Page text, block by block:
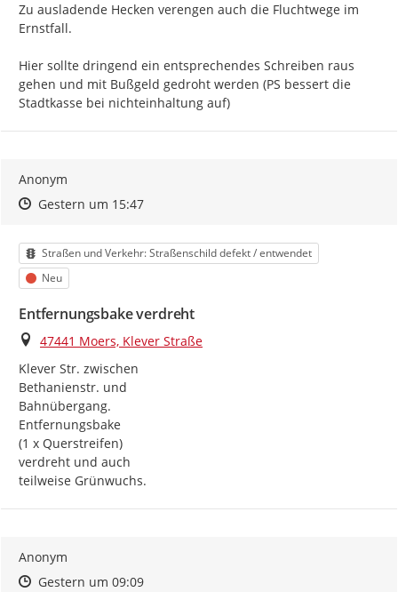
Zu ausladende Hecken verengen auch die Fluchtwege im
Ernstfall.
Hier sollte dringend ein entsprechendes Schreiben raus
gehen und mit Bußgeld gedroht werden (PS bessert die
Stadtkasse bei nichteinhaltung auf)
Anonym
Zeitpunkt des Erstellens
Zeitpunkt des Erstellens
Gestern um 15:47Zur Äußerung
Kategorie
Straßen und Verkehr: Straßenschild defekt / entwendet
Status
Neu
Entfernungsbake verdreht
Ort
47441 Moers, Klever Straße
Klever Str. zwischen
Bethanienstr. und
Bahnübergang.
Entfernungsbake
(1 x Querstreifen)
verdreht und auch
teilweise Grünwuchs.
Anonym
Zeitpunkt des Erstellens
Zeitpunkt des Erstellens
Gestern um 09:09Zur Äußerung